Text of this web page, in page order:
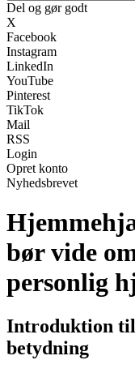
Del og gør godt
X
Facebook
Instagram
LinkedIn
YouTube
Pinterest
TikTok
Mail
RSS
Login
Opret konto
Nyhedsbrevet
bør vide
personlig
Introduktion
betydning